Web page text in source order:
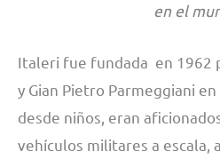
en el
Italeri fue fundada en 1962
y Gian Pietro Parmeggiani
desde niños, eran
vehículos militares a escala,